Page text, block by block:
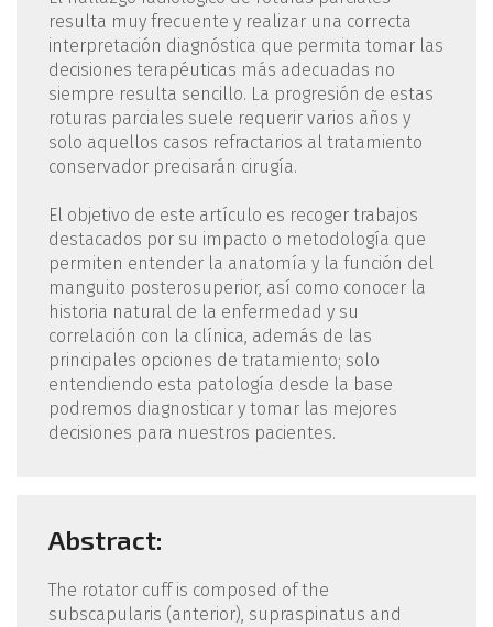
resulta muy frecuente y realizar una correcta
interpretación diagnóstica que permita tomar las
decisiones terapéuticas más adecuadas no
siempre resulta sencillo. La progresión de estas
roturas parciales suele requerir varios años y
solo aquellos casos refractarios al tratamiento
conservador precisarán cirugía.
El objetivo de este artículo es recoger trabajos
destacados por su impacto o metodología que
permiten entender la anatomía y la función del
manguito posterosuperior, así como conocer la
historia natural de la enfermedad y su
correlación con la clínica, además de las
principales opciones de tratamiento; solo
entendiendo esta patología desde la base
podremos diagnosticar y tomar las mejores
decisiones para nuestros pacientes.
Abstract:
The rotator cuff is composed of the
subscapularis (anterior), supraspinatus and